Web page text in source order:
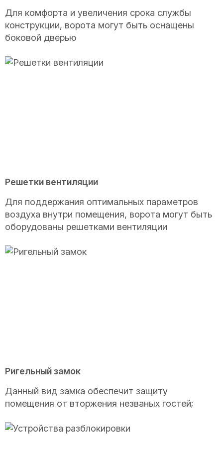
Для комфорта и увеличения срока службы
конструкции, ворота могут быть оснащены
боковой дверью
Решетки вентиляции
Для поддержания оптимальных параметров
воздуха внутри помещения, ворота могут быть
оборудованы решетками вентиляции
Ригельный замок
Данный вид замка обеспечит защиту
помещения от вторжения незваных гостей;